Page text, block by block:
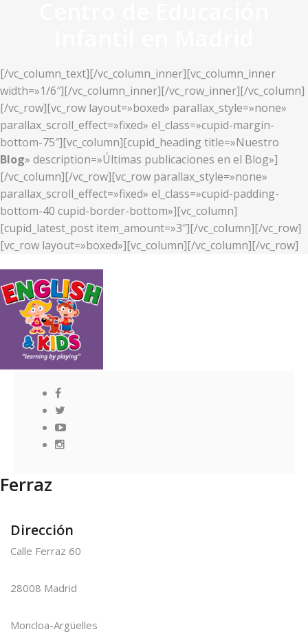
[/vc_column_text][/vc_column_inner][vc_column_inner
width=»1/6″][/vc_column_inner][/vc_row_inner][/vc_column]
[/vc_row][vc_row layout=»boxed» parallax_style=»none»
parallax_scroll_effect=»fixed» el_class=»cupid-margin-
bottom-75″][vc_column][cupid_heading title=»Nuestro
Blog» description=»Últimas publicaciones en el Blog»]
[/vc_column][/vc_row][vc_row parallax_style=»none»
parallax_scroll_effect=»fixed» el_class=»cupid-padding-
bottom-40 cupid-border-bottom»][vc_column]
[cupid_latest_post item_amount=»3″][/vc_column][/vc_row]
[vc_row layout=»boxed»][vc_column][/vc_column][/vc_row]
Ferraz
Dirección
Calle Ferraz 60
28008 Madrid
Moncloa-Argüelles